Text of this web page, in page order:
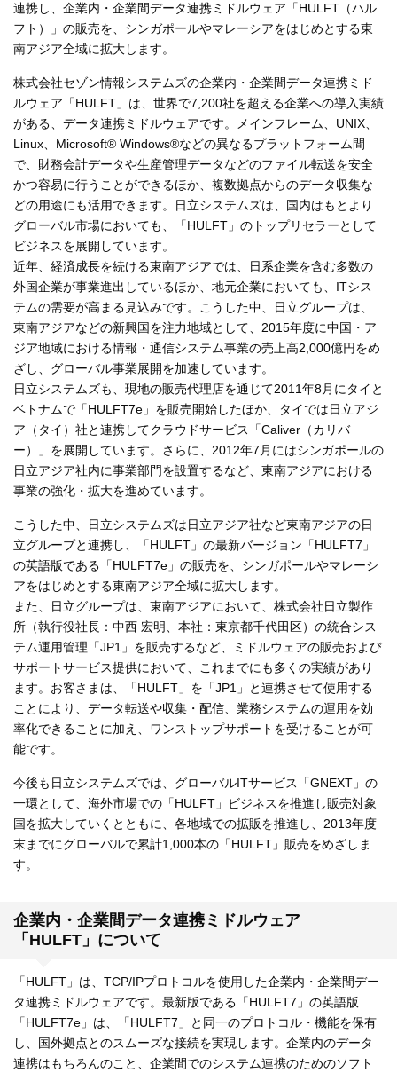
連携し、企業内・企業間データ連携ミドルウェア「HULFT（ハル
フト）」の販売を、シンガポールやマレーシアをはじめとする東
南アジア全域に拡大します。
株式会社セゾン情報システムズの企業内・企業間データ連携ミド
ルウェア「HULFT」は、世界で7,200社を超える企業への導入実績
がある、データ連携ミドルウェアです。メインフレーム、UNIX、
Linux、Microsoft® Windows®などの異なるプラットフォーム間
で、財務会計データや生産管理データなどのファイル転送を安全
かつ容易に行うことができるほか、複数拠点からのデータ収集な
どの用途にも活用できます。日立システムズは、国内はもとより
グローバル市場においても、「HULFT」のトップリセラーとして
ビジネスを展開しています。
近年、経済成長を続ける東南アジアでは、日系企業を含む多数の
外国企業が事業進出しているほか、地元企業においても、ITシス
テムの需要が高まる見込みです。こうした中、日立グループは、
東南アジアなどの新興国を注力地域として、2015年度に中国・ア
ジア地域における情報・通信システム事業の売上高2,000億円をめ
ざし、グローバル事業展開を加速しています。
日立システムズも、現地の販売代理店を通じて2011年8月にタイと
ベトナムで「HULFT7e」を販売開始したほか、タイでは日立アジ
ア（タイ）社と連携してクラウドサービス「Caliver（カリバ
ー）」を展開しています。さらに、2012年7月にはシンガポールの
日立アジア社内に事業部門を設置するなど、東南アジアにおける
事業の強化・拡大を進めています。
こうした中、日立システムズは日立アジア社など東南アジアの日
立グループと連携し、「HULFT」の最新バージョン「HULFT7」
の英語版である「HULFT7e」の販売を、シンガポールやマレーシ
アをはじめとする東南アジア全域に拡大します。
また、日立グループは、東南アジアにおいて、株式会社日立製作
所（執行役社長：中西 宏明、本社：東京都千代田区）の統合シス
テム運用管理「JP1」を販売するなど、ミドルウェアの販売および
サポートサービス提供において、これまでにも多くの実績があり
ます。お客さまは、「HULFT」を「JP1」と連携させて使用する
ことにより、データ転送や収集・配信、業務システムの運用を効
率化できることに加え、ワンストップサポートを受けることが可
能です。
今後も日立システムズでは、グローバルITサービス「GNEXT」の
一環として、海外市場での「HULFT」ビジネスを推進し販売対象
国を拡大していくとともに、各地域での拡販を推進し、2013年度
末までにグローバルで累計1,000本の「HULFT」販売をめざしま
す。
企業内・企業間データ連携ミドルウェア
「HULFT」について
「HULFT」は、TCP/IPプロトコルを使用した企業内・企業間デー
タ連携ミドルウェアです。最新版である「HULFT7」の英語版
「HULFT7e」は、「HULFT7」と同一のプロトコル・機能を保有
し、国外拠点とのスムーズな接続を実現します。企業内のデータ
連携はもちろんのこと、企業間でのシステム連携のためのソフト